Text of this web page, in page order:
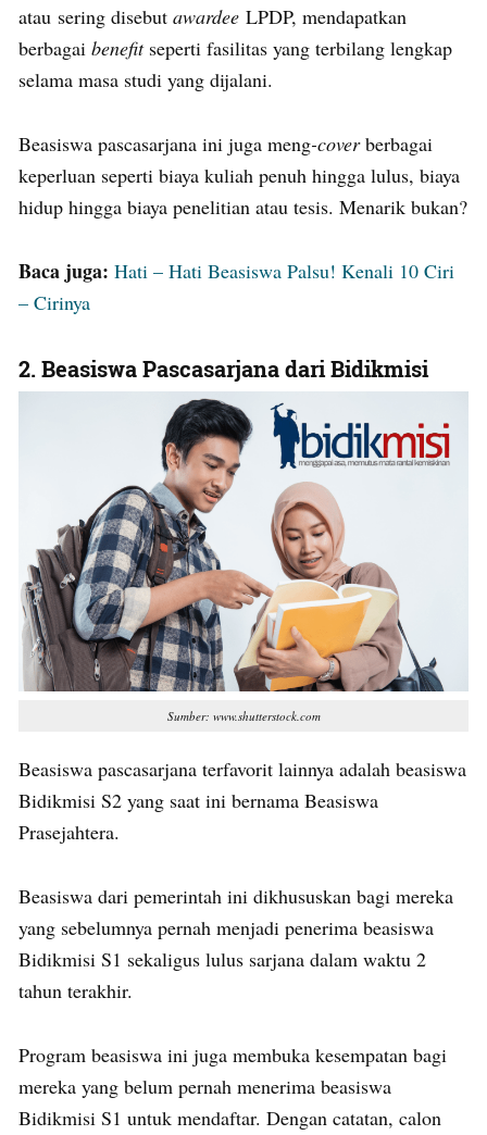
atau sering disebut awardee LPDP, mendapatkan
berbagai benefitseperti fasilitas yang terbilang lengkap
selama masa studi yang dijalani.
Beasiswa pascasarjana ini juga meng-coverberbagai
keperluan seperti biaya kuliah penuh hingga lulus, biaya
hidup hingga biaya penelitian atau tesis. Menarik bukan?
Baca juga: Hati – Hati Beasiswa Palsu! Kenali 10 Ciri
– Cirinya
2.Beasiswa Pascasarjana dari Bidikmisi
Sumber: www.shutterstock.com
Beasiswa pascasarjana terfavorit lainnya adalah beasiswa
Bidikmisi S2 yang saat ini bernama Beasiswa
Prasejahtera.
Beasiswa dari pemerintah ini dikhususkan bagi mereka
yang sebelumnya pernah menjadi penerima beasiswa
Bidikmisi S1 sekaligus lulus sarjana dalam waktu 2
tahun terakhir.
Program beasiswa ini juga membuka kesempatan bagi
mereka yang belum pernah menerima beasiswa
Bidikmisi S1 untuk mendaftar. Dengan catatan, calon